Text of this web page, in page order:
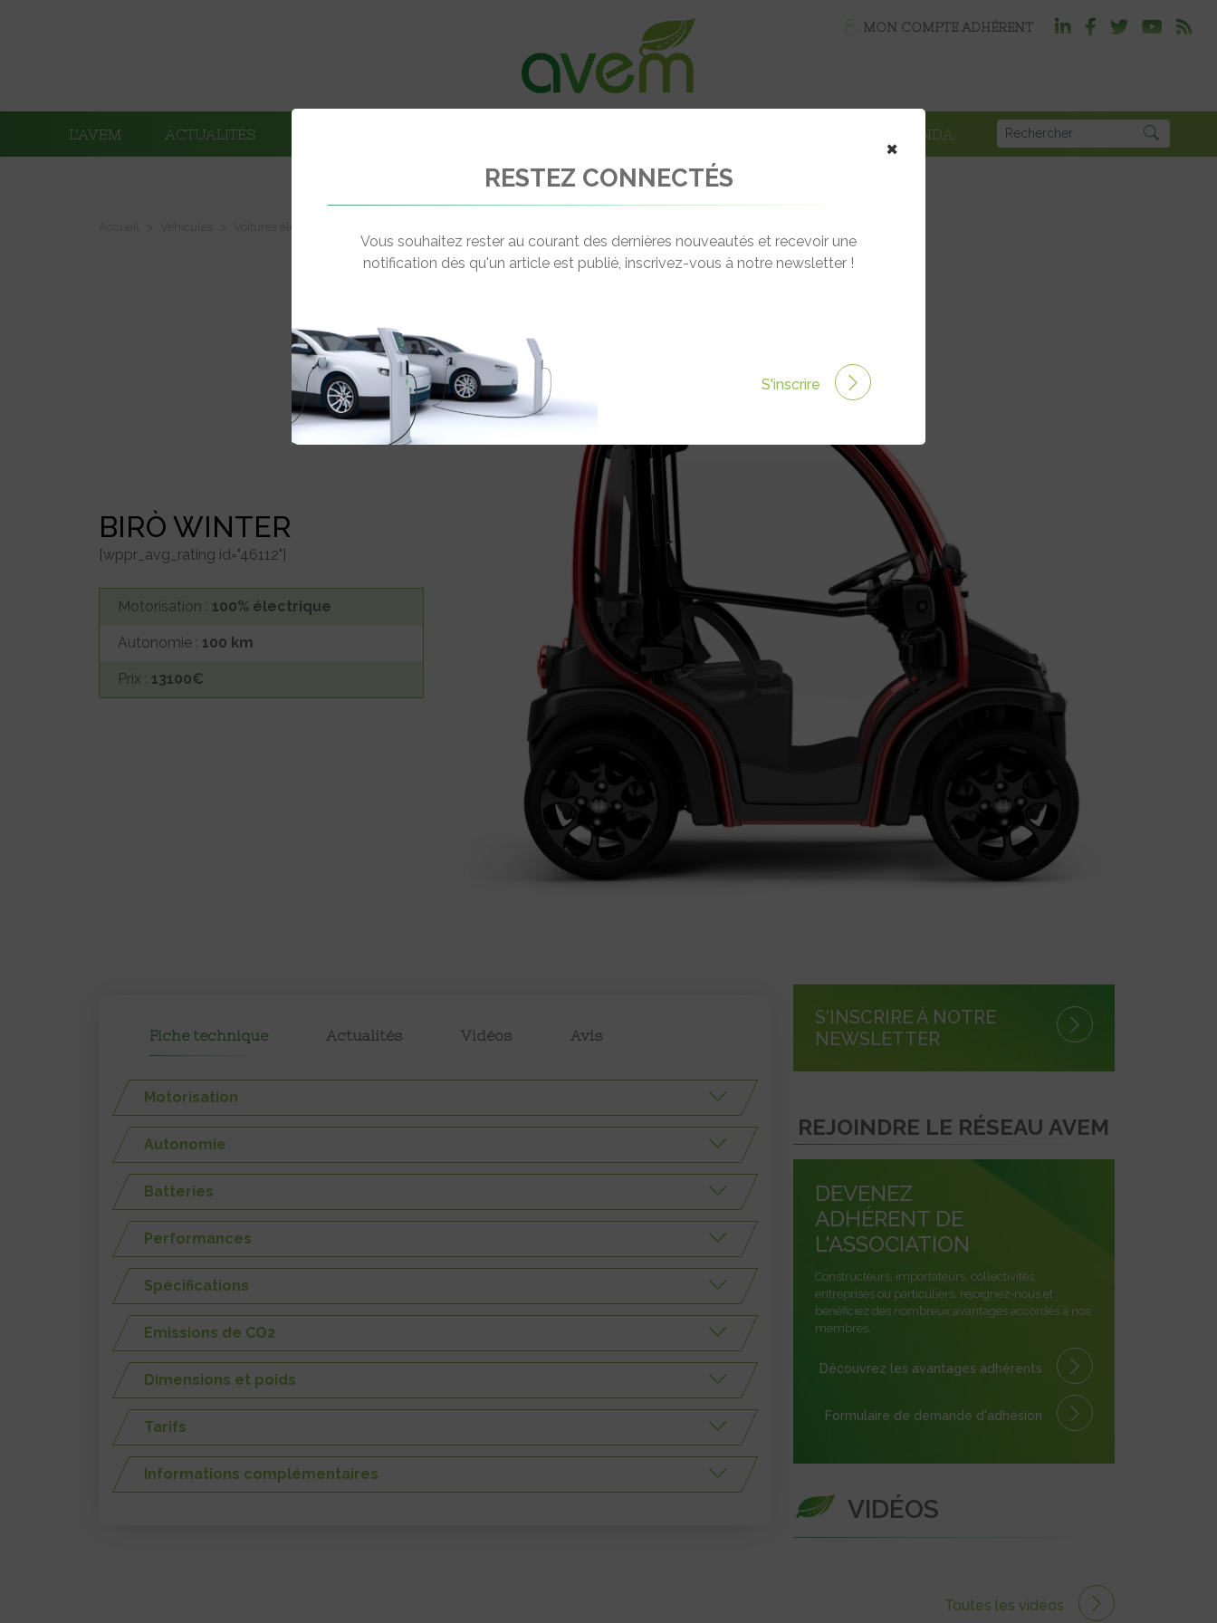
MON COMPTE ADHÉRENT
L’AVEM ACTUALITÉS AGENDA
BIRÒ WINTER
[wppr_avg_rating id="46112"]
Motorisation : 100% électrique
Autonomie : 100 km
Prix : 13100€
Fiche technique Actualités Vidéos Avis
Motorisation
Autonomie
Batteries
Performances
Spécifications
Emissions de CO2
Dimensions et poids
Tarifs
Informations complémentaires
S'INSCRIRE À NOTRE
NEWSLETTER
REJOINDRE LE RÉSEAU AVEM
DEVENEZ
ADHÉRENT DE
L'ASSOCIATION
Constructeurs, importateurs, collectivités,
entreprises ou particuliers, rejoignez-nous et
bénéficiez des nombreux avantages accordés à nos
membres.
Découvrez les avantages adhérents
Formulaire de demande d'adhésion
VIDÉOS
Toutes les vidéos
×
RESTEZ CONNECTÉS
Vous souhaitez rester au courant des dernières nouveautés et recevoir une
notification dès qu'un article est publié, inscrivez-vous à notre newsletter !
S'inscrire